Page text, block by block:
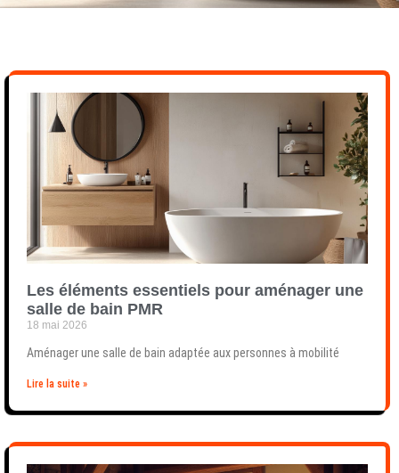
Les éléments essentiels pour aménager une
salle de bain PMR
18 mai 2026
Aménager une salle de bain adaptée aux personnes à mobilité
Lire la suite »